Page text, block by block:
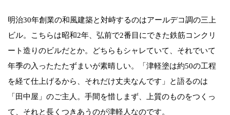
明治30年創業の和風建築と対峙するのはアールデコ調の三上
ビル。こちらは昭和2年、弘前で2番目にできた鉄筋コンクリ
ート造りのビルだとか。どちらもシャレていて、それでいて
年季の入ったたたずまいが素晴しい。「津軽塗は約50の工程
を経て仕上げるから、それだけ丈夫なんです」と語るのは
「田中屋」のご主人。手間を惜しまず、上質のものをつくっ
て、それと長くつきあうのが津軽人なのです。